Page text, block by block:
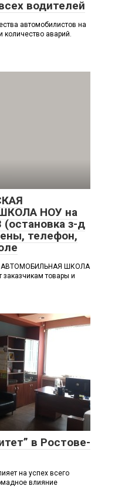
водителей
автомобилистов на
количество аварий.
НОУ на
(остановка з-д
телефон,
ШКОЛА
товары и
в Ростове-
на успех всего
влияние